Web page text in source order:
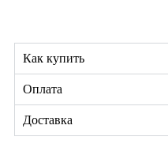
Как купить
Оплата
Доставка